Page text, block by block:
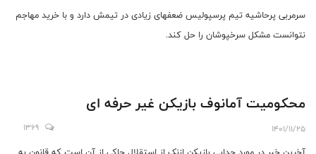
سرمربی پرحاشیه تیم پرسپولیس ضعفهای زیادی در تیمش دارد و با خرید مهاجم
نتوانست مشکل سرخپوشان را حل کند.
محکومیت آمانوف بازیکن غیر حرفه ای
1401/11/25
1369